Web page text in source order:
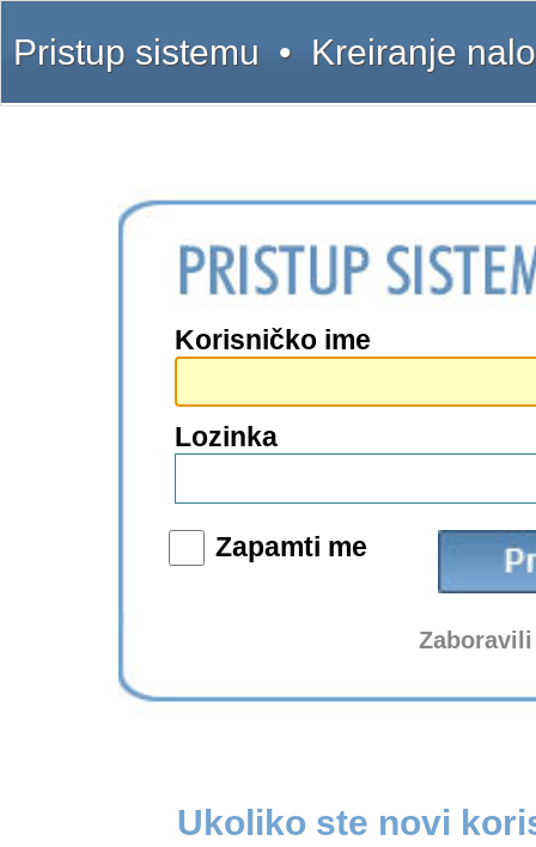
Pristup sistemu • Kreiranje
Korisničko ime
Lozinka
Zapamti me
Ukoliko ste novi